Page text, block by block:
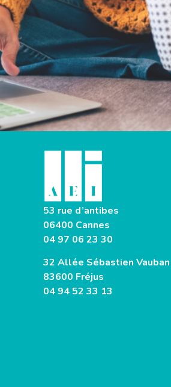
53 rue d’antibes
06400 Cannes
04 97 06 23 30
32 Allée Sébastien Vauban
83600 Fréjus
04 94 52 33 13